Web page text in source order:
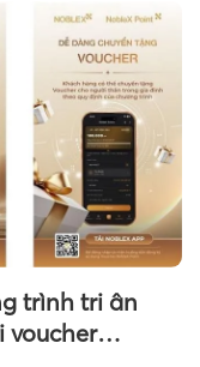
trình tri ân